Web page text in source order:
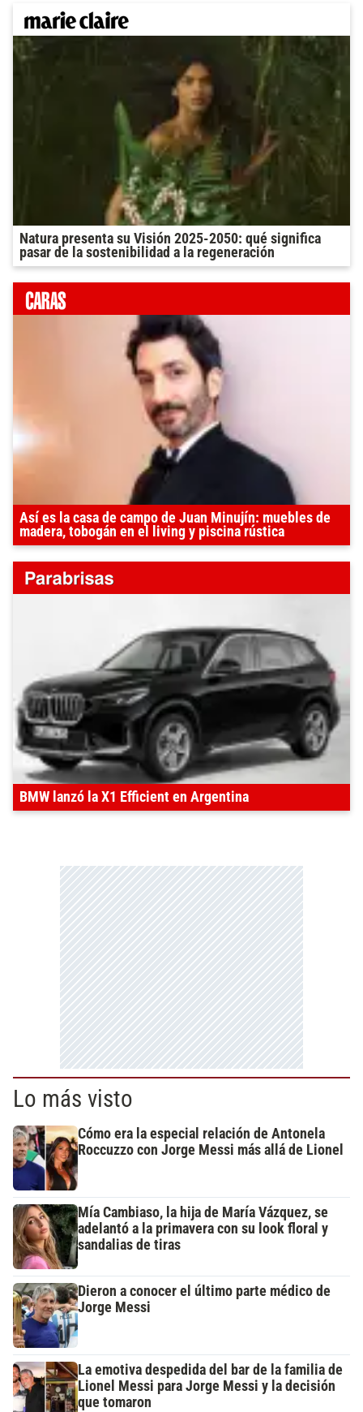
Natura presenta su Visión 2025-2050: qué significa
pasar de la sostenibilidad a la regeneración
Así es la casa de campo de Juan Minujín: muebles de
madera, tobogán en el living y piscina rústica
BMW lanzó la X1 Efficient en Argentina
Lo más visto
Cómo era la especial relación de Antonela
Roccuzzo con Jorge Messi más allá de Lionel
Mía Cambiaso, la hija de María Vázquez, se
adelantó a la primavera con su look floral y
sandalias de tiras
Dieron a conocer el último parte médico de
Jorge Messi
La emotiva despedida del bar de la familia de
Lionel Messi para Jorge Messi y la decisión
que tomaron